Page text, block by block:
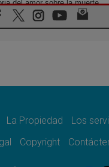
del amor sobre la muerte
XIV visitará el Santuario de
del cristiano"
La Propiedad Los
Copyright